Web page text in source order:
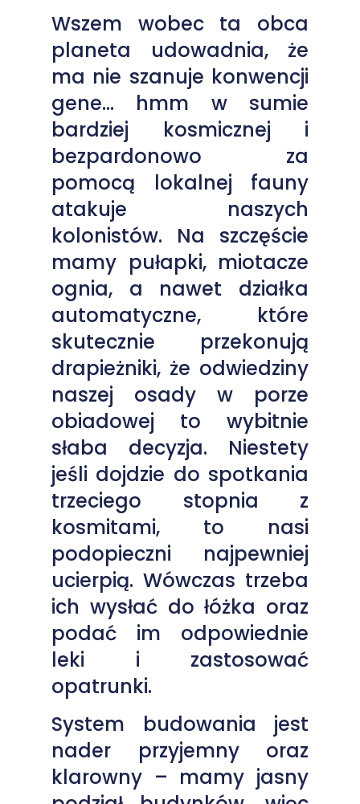
Wszem wobec ta obca
planeta udowadnia, że
ma nie szanuje konwencji
gene… hmm w sumie
bardziej kosmicznej i
bezpardonowo za
pomocą lokalnej fauny
atakuje naszych
kolonistów. Na szczęście
mamy pułapki, miotacze
ognia, a nawet działka
automatyczne, które
skutecznie przekonują
drapieżniki, że odwiedziny
naszej osady w porze
obiadowej to wybitnie
słaba decyzja. Niestety
jeśli dojdzie do spotkania
trzeciego stopnia z
kosmitami, to nasi
podopieczni najpewniej
ucierpią. Wówczas trzeba
ich wysłać do łóżka oraz
podać im odpowiednie
leki i zastosować
opatrunki.
System budowania jest
nader przyjemny oraz
klarowny – mamy jasny